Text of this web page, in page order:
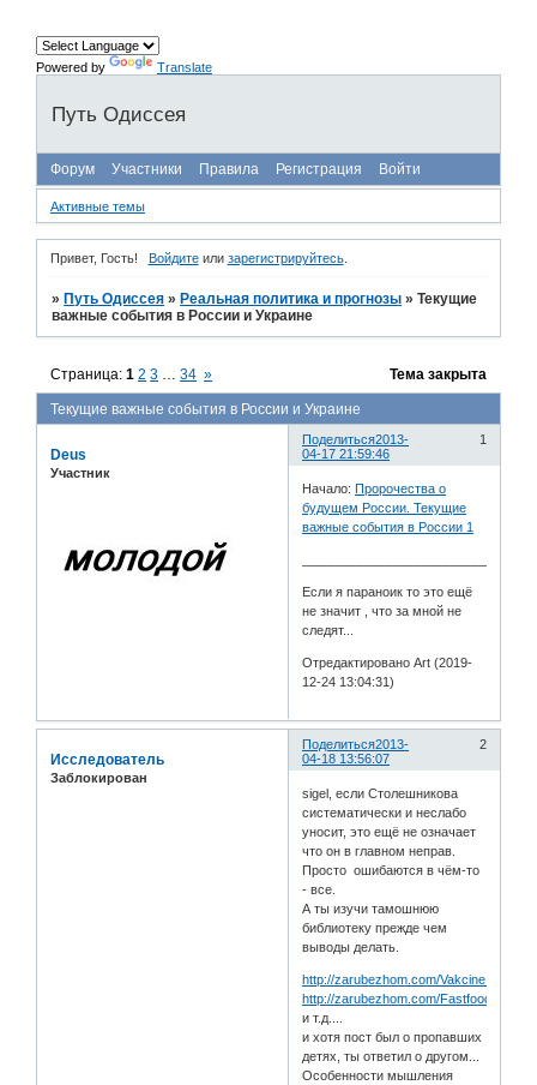
Powered by Translate
Путь Одиссея
Форум Участники Правила Регистрация Войти
Активные темы
Привет, Гость! Войдитеили зарегистрируйтесь.
» Путь Одиссея » Реальная политика и прогнозы »Текущие
важные события в России и Украине
Текущие важные события в России и Украине
Страница:1 2 3 34 » Тема закрыта
Поделиться 1
2013-
04-17 21:59:46
Deus
Участник
Начало:Пророчества о
будущем России. Текущие
важные события в России 1
Если я параноик то это ещё
не значит , что за мной не
следят...
Отредактировано Art (2019-
12-24 13:04:31)
Поделиться 2
2013-
04-18 13:56:07
Исследователь
Заблокирован
sigel, если Столешникова
систематически и неслабо
уносит, это ещё не означает
что он в главном неправ.
Просто ошибаются в чём-то
- все.
А ты изучи тамошнюю
библиотеку прежде чем
выводы делать.
http://zarubezhom.com/Vakcine.htm
http://zarubezhom.com/Fastfood.htm
и т.д....
и хотя пост был о пропавших
детях, ты ответил о другом...
Особенности мышления